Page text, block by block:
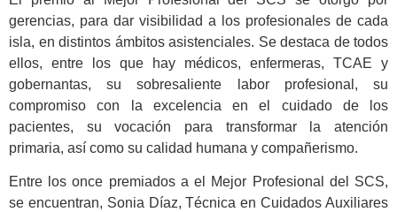
gerencias, para dar visibilidad a los profesionales de cada
isla, en distintos ámbitos asistenciales. Se destaca de todos
ellos, entre los que hay médicos, enfermeras, TCAE y
gobernantas, su sobresaliente labor profesional, su
compromiso con la excelencia en el cuidado de los
pacientes, su vocación para transformar la atención
primaria, así como su calidad humana y compañerismo.
Entre los once premiados a el Mejor Profesional del SCS,
se encuentran, Sonia Díaz, Técnica en Cuidados Auxiliares